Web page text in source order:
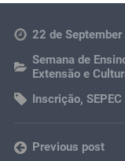
22 de
Semana de
Extensão e
Inscrição,SEPEC
Previous post